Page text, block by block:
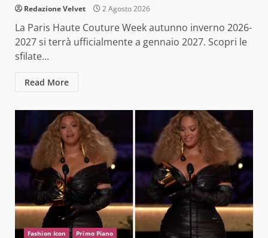
Redazione Velvet 2 Agosto 2026
La Paris Haute Couture Week autunno inverno 2026-
2027 si terrà ufficialmente a gennaio 2027. Scopri le
sfilate...
Read More
Fashion Icon Primo Piano